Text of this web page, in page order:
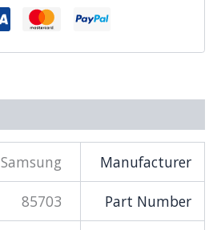
Manufacturer
Samsung
Part Number
85703